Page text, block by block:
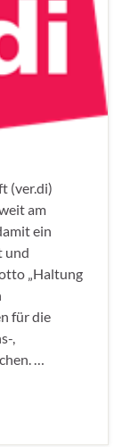
(ver.di)
am
ein
und
„Haltung
für die
,
…